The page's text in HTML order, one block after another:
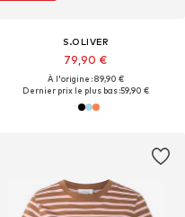
S.OLIVER
79,90 €
À l'origine : 89,90 €
Dernier prix le plus bas :59,90 €